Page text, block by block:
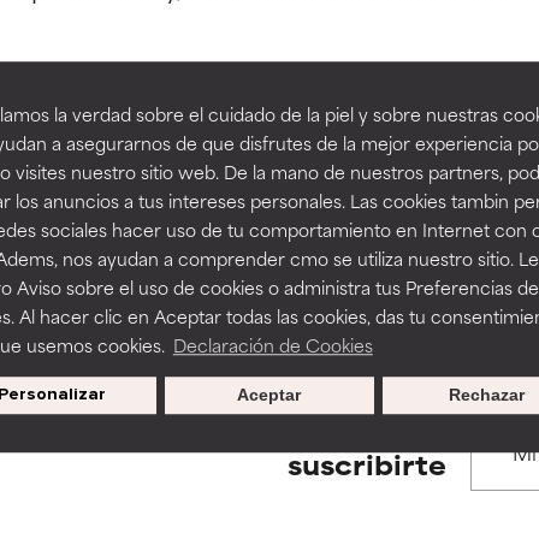
la verdad sobre el cuidado de la piel y sobre nuestras
a asegurarnos de que disfrutes de la mejor experiencia
visites nuestro sitio web. De la mano de nuestros partners,
los anuncios a tus intereses personales. Las cookies tambin
sociales hacer uso de tu comportamiento en Internet con
nos ayudan a comprender cmo se utiliza nuestro sitio.
Aviso sobre el uso de cookies o administra tus Preferencias de
Al hacer clic en Aceptar todas las cookies, das tu
usemos cookies. Declaración de Cookies
Personalizar Rechazar
Aceptar
BACK TO SEARCH
to assess ingredients in this dictionary. Regulations
tan beneficiosos como los de la categoría excelente, suelen ser
la estabilidad o la absorción de una fórmula.
ciertas limitaciones en cuanto a su apariencia, estabilidad o
básicos o que no cuentan con suficiente respaldo científico.
algunos beneficios se recomienda evitarlo por su
efectos adversos como irritación, inflamación o
se utiliza en altas concentraciones o junto con otros
tan beneficiosos como los de la categoría excelente, suelen ser
la estabilidad o la absorción de una fórmula.
ciertas limitaciones en cuanto a su apariencia, estabilidad o
básicos o que no cuentan con suficiente respaldo científico.
algunos beneficios se recomienda evitarlo por su
efectos adversos como irritación, inflamación o
se utiliza en altas concentraciones o junto con otros
suscribirte